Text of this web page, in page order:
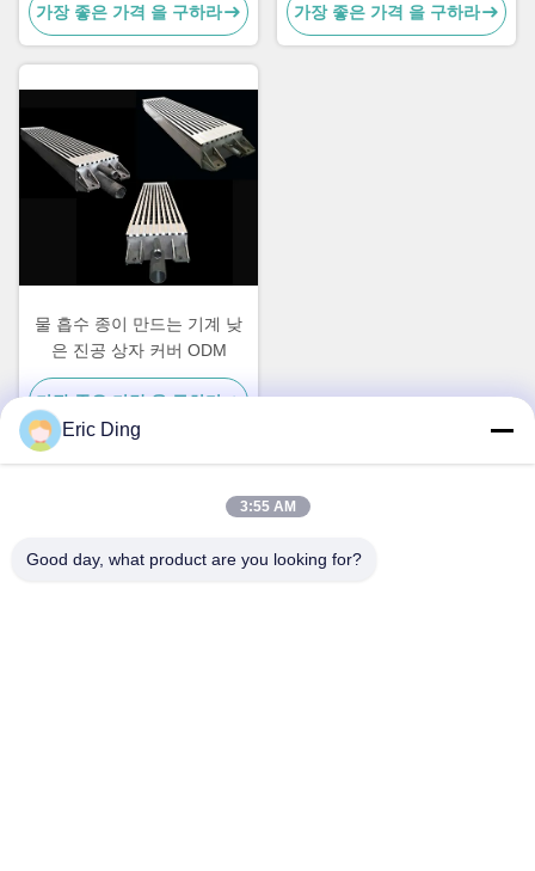
가장 좋은 가격 을 구하라 가장 좋은 가격 을 구하라
물 흡수 종이 만드는 기계 낮
은 진공 상자 커버 ODM
가장 좋은 가격 을 구하라
Eric Ding
3:55 AM
Good day, what product are you looking for?